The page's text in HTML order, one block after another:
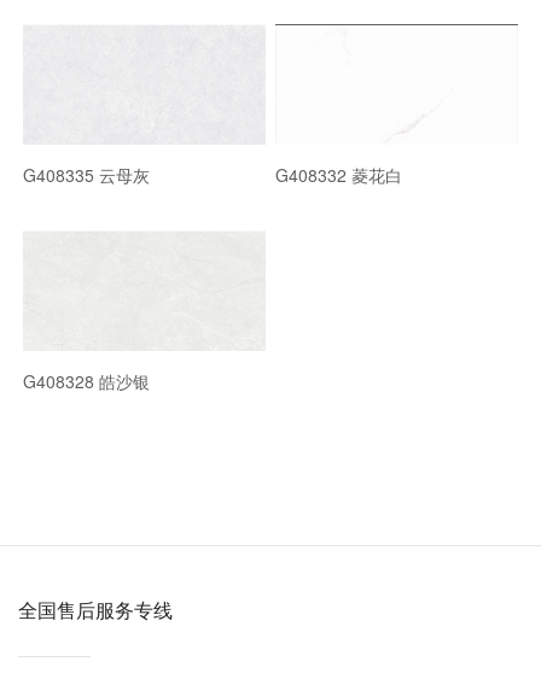
G408335 云母灰 G408332 菱花白
G408328 皓沙银
全国售后服务专线